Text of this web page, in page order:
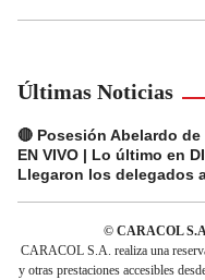
Últimas Noticias
🔴 Posesión Abelardo
EN VIVO | Lo último en
Llegaron los delegados
© CARACOL
CARACOL S.A. realiza una
y otras prestaciones accesibles